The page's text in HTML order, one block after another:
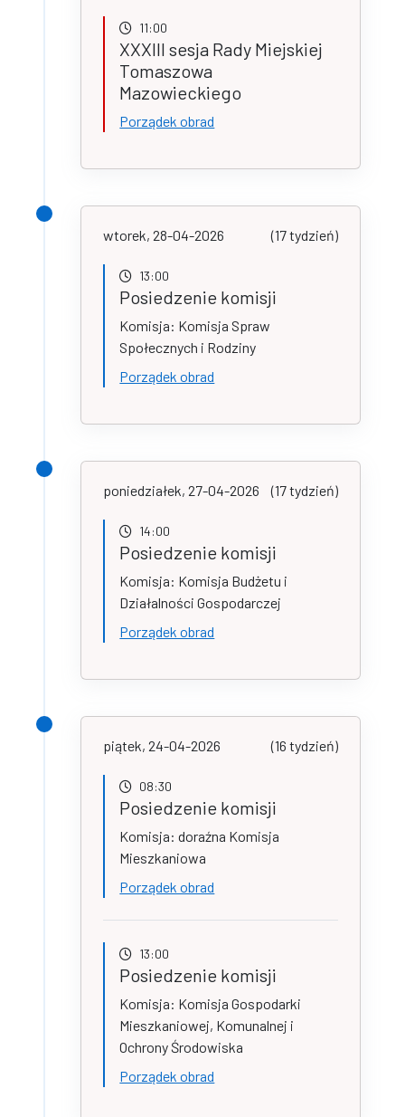
11:00
XXXIII sesja Rady Miejskiej
Tomaszowa
Mazowieckiego
Porządek obrad
wtorek, 28-04-2026 (17 tydzień)
13:00
Posiedzenie komisji
Komisja: Komisja Spraw
Społecznych i Rodziny
Porządek obrad
poniedziałek, 27-04-2026 (17 tydzień)
14:00
Posiedzenie komisji
Komisja: Komisja Budżetu i
Działalności Gospodarczej
Porządek obrad
piątek, 24-04-2026 (16 tydzień)
08:30
Posiedzenie komisji
Komisja: doraźna Komisja
Mieszkaniowa
Porządek obrad
13:00
Posiedzenie komisji
Komisja: Komisja Gospodarki
Mieszkaniowej, Komunalnej i
Ochrony Środowiska
Porządek obrad